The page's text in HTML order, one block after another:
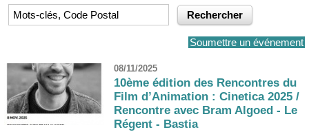
Soumettre un événement
08/11/2025
10ème édition des Rencontres du
Film d’Animation : Cinetica 2025 /
Rencontre avec Bram Algoed - Le
Régent - Bastia